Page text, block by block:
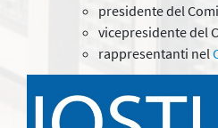
presidente del
vicepresidente del
rappresentanti nel